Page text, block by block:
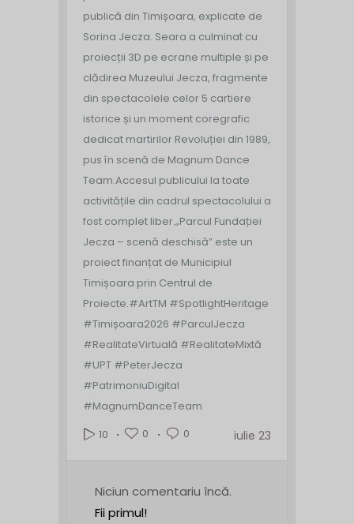
publică din Timișoara, explicate de
Sorina Jecza. Seara a culminat cu
proiecții 3D pe ecrane multiple și pe
clădirea Muzeului Jecza, fragmente
din spectacolele celor 5 cartiere
istorice și un moment coregrafic
dedicat martirilor Revoluției din 1989,
pus în scenă de Magnum Dance
Team.Accesul publicului la toate
activitățile din cadrul spectacolului a
fost complet liber.„Parcul Fundației
Jecza – scenă deschisă” este un
proiect finanțat de Municipiul
Timișoara prin Centrul de
Proiecte.#ArtTM #SpotlightHeritage
#Timișoara2026 #ParculJecza
#RealitateVirtuală #RealitateMixtă
#UPT #PeterJecza
#PatrimoniuDigital
#MagnumDanceTeam
10
0 0 iulie 23
Niciun comentariu încă.
Fii primul!